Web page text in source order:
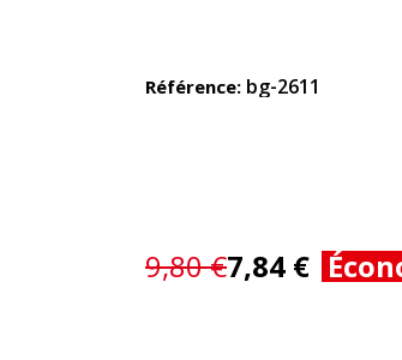
Référence bg-2611
9,80 €7,84 €